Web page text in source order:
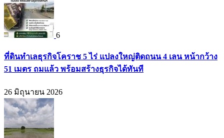
6
ที่ดินทำเลธุรกิจโคราช 5 ไร่ แปลงใหญ่ติดถนน 4 เลน หน้ากว้าง
51 เมตร ถมแล้ว พร้อมสร้างธุรกิจได้ทันที
26 มิถุนายน 2026